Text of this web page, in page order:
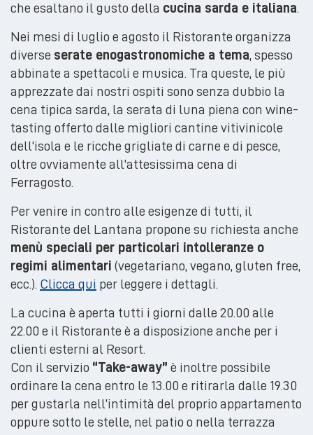
che esaltano il gusto della cucina sarda e italiana.
Nei mesi di luglio e agosto il Ristorante organizza
diverse serate enogastronomiche a tema, spesso
abbinate a spettacoli e musica. Tra queste, le più
apprezzate dai nostri ospiti sono senza dubbio la
cena tipica sarda, la serata di luna piena con wine-
tasting offerto dalle migliori cantine vitivinicole
dell'isola e le ricche grigliate di carne e di pesce,
oltre ovviamente all'attesissima cena di
Ferragosto.
Per venire in contro alle esigenze di tutti, il
Ristorante del Lantana propone su richiesta anche
menù speciali per particolari intolleranze o
regimi alimentari (vegetariano, vegano, gluten free,
ecc.). Clicca qui per leggere i dettagli.
La cucina è aperta tutti i giorni dalle 20.00 alle
22.00 e il Ristorante è a disposizione anche per i
clienti esterni al Resort.
Con il servizio “Take-away” è inoltre possibile
ordinare la cena entro le 13.00 e ritirarla dalle 19.30
per gustarla nell’intimità del proprio appartamento
oppure sotto le stelle, nel patio o nella terrazza